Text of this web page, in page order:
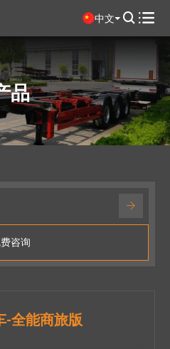
中文 
品
咨询
-全能商旅版